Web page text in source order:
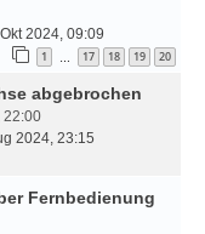
2024, 09:09
1 17 18 19 20
abgebrochen
22:00
2024, 23:15
Fernbedienung